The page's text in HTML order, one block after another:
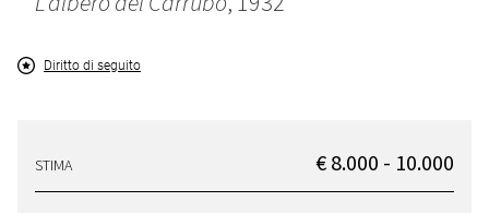
Diritto di seguito
STIMA € 8.000 - 10.000